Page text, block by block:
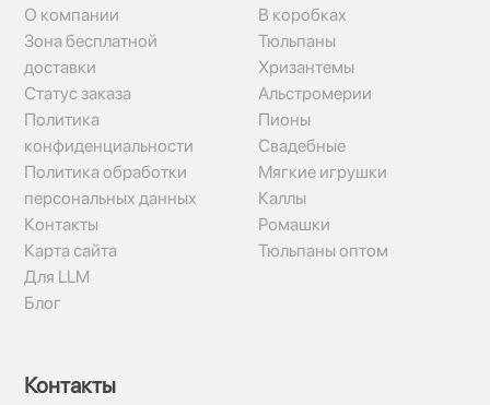
О компании
Зона бесплатной
доставки
Статус заказа
Политика
конфиденциальности
Политика обработки
персональных данных
Контакты
Карта сайта
Для LLM
Блог
В коробках
Тюльпаны
Хризантемы
Альстромерии
Пионы
Свадебные
Мягкие игрушки
Каллы
Ромашки
Тюльпаны оптом
Контакты